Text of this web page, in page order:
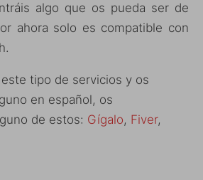
algo que os pueda ser de
ahora solo es compatible con
tipo de servicios y os
en español, os
de estos: Gígalo, Fiver,